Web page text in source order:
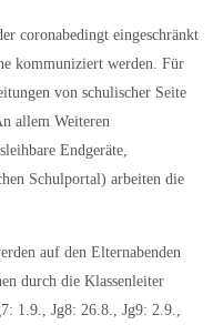
coronabedingt eingeschränkt
kommuniziert werden. Für
von schulischer Seite
allem Weiteren
Endgeräte,
Schulportal) arbeiten die
auf den Elternabenden
durch die Klassenleiter
1.9., Jg8: 26.8., Jg9: 2.9.,